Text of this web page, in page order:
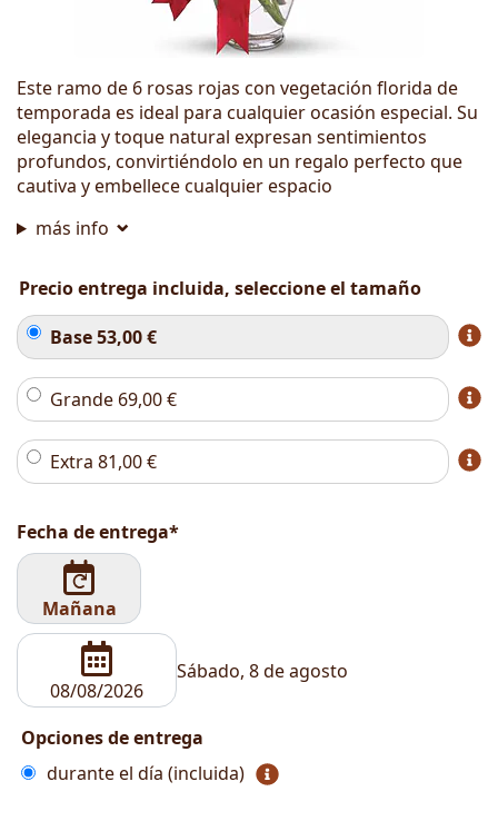
Este ramo de 6 rosas rojas con vegetación florida de
temporada es ideal para cualquier ocasión especial. Su
elegancia y toque natural expresan sentimientos
profundos, convirtiéndolo en un regalo perfecto que
cautiva y embellece cualquier espacio
más info
Precio entrega incluida, seleccione el tamaño
Base53,00€
Grande 69,00€
Extra 81,00€
Fecha de entrega*
Mañana
Sábado, 8 de agosto
Opciones de entrega
durante el día (incluida)